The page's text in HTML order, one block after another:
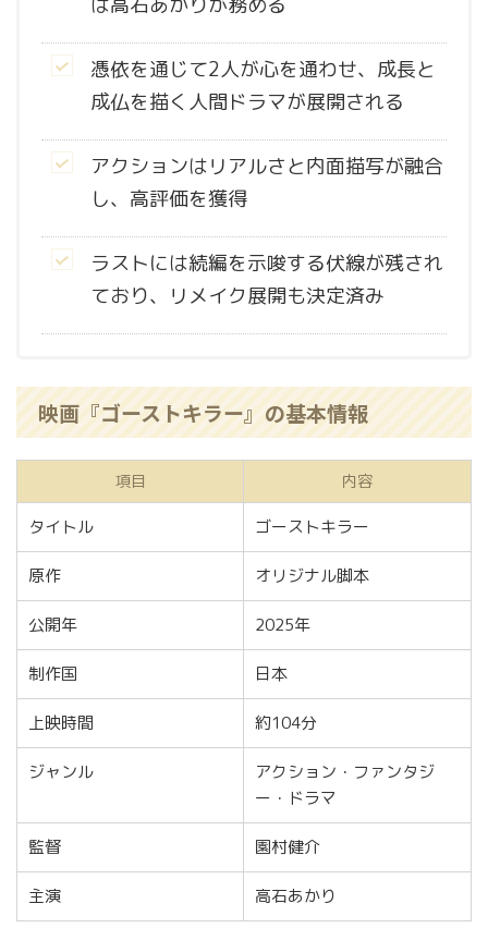
憑依を通じて2人が心を通わせ、成長と
成仏を描く人間ドラマが展開される
アクションはリアルさと内面描写が融合
し、高評価を獲得
ラストには続編を示唆する伏線が残され
ており、リメイク展開も決定済み
映画『ゴーストキラー』の基本情報
項目 内容
タイトル ゴーストキラー
原作 オリジナル脚本
公開年 2025年
制作国 日本
上映時間 約104分
ジャンル
アクション・ファンタジ
ー・ドラマ
監督 園村健介
主演 高石あかり